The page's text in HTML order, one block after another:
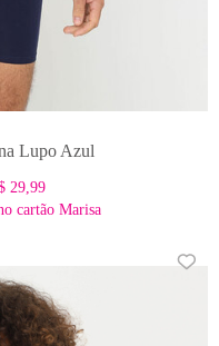
Lupo Azul
29,99
cartão Marisa